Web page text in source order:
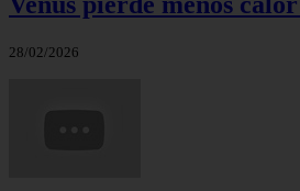
28/02/2026